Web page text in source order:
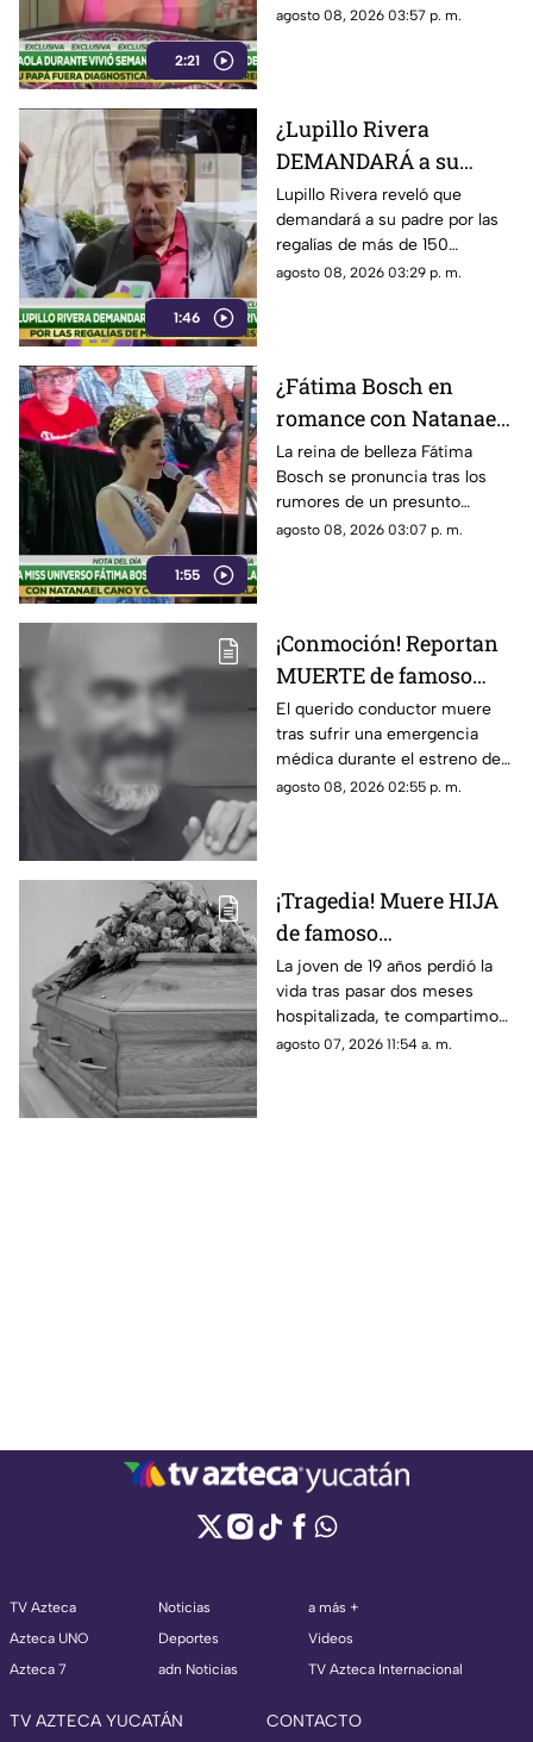
2:21
con un tumor cerebral, lo cual
agosto 08, 2026 03:57 p. m.
1:46
¿Lupillo Rivera
DEMANDARÁ a su
padre por regalías de
más de 150 canciones?
Esto es lo que se sabe
Lupillo Rivera reveló que
demandará a su padre por las
regalías de más de 150
canciones, lo cual podría
agosto 08, 2026 03:29 p. m.
1:55
¿Fátima Bosch en
romance con Natanael
Cano? La reina de
belleza rompe el
silencio
La reina de belleza Fátima
Bosch se pronuncia tras los
rumores de un presunto
romance con Natanael Cano,
agosto 08, 2026 03:07 p. m.
¡Conmoción! Reportan
MUERTE de famoso
CONDUCTOR tras
desvanecerse en pleno
programa de televisión;
esto se sabe
El querido conductor muere
tras sufrir una emergencia
médica durante el estreno de
su programa. El caso genera
agosto 08, 2026 02:55 p. m.
¡Tragedia! Muere HIJA
de famoso
COMEDIANTE
mexicano a los 19 años
en su vivienda; esto se
sabe
La joven de 19 años perdió la
vida tras pasar dos meses
hospitalizada, te compartimos
lo que se sabe de su muerte.
agosto 07, 2026 11:54 a. m.
TV Azteca
Azteca UNO
Azteca 7
Noticias
Deportes
adn Noticias
a más +
Videos
TV Azteca Internacional
TV AZTECA YUCATÁN CONTACTO